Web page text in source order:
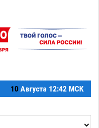
10 Августа 12:42 МСК